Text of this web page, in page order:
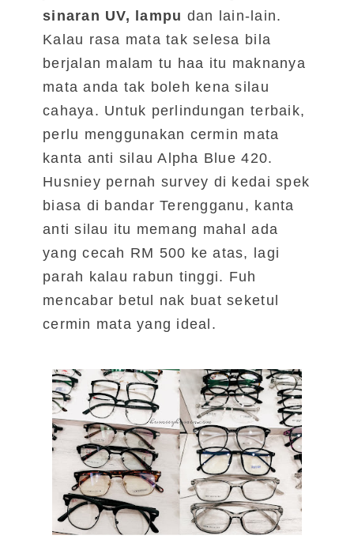
sinaran UV, lampu dan lain-lain.
Kalau rasa mata tak selesa bila
berjalan malam tu haa itu maknanya
mata anda tak boleh kena silau
cahaya. Untuk perlindungan terbaik,
perlu menggunakan cermin mata
kanta anti silau Alpha Blue 420.
Husniey pernah survey di kedai spek
biasa di bandar Terengganu, kanta
anti silau itu memang mahal ada
yang cecah RM 500 ke atas, lagi
parah kalau rabun tinggi. Fuh
mencabar betul nak buat seketul
cermin mata yang ideal.